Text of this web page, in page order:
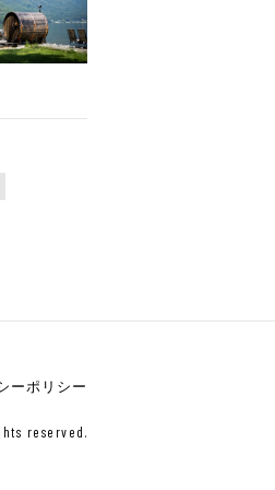
ーポリシー
reserved.